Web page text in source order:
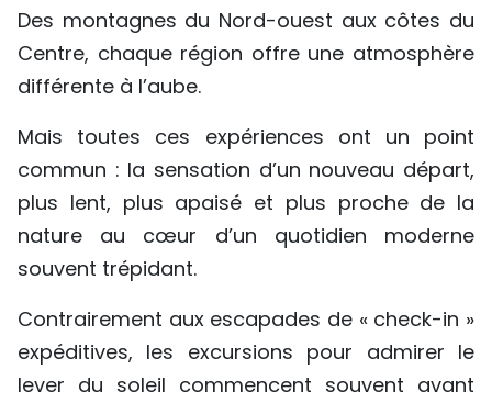
Des montagnes du Nord-ouest aux côtes du
Centre, chaque région offre une atmosphère
différente à l’aube.
Mais toutes ces expériences ont un point
commun : la sensation d’un nouveau départ,
plus lent, plus apaisé et plus proche de la
nature au cœur d’un quotidien moderne
souvent trépidant.
Contrairement aux escapades de « check-in »
expéditives, les excursions pour admirer le
lever du soleil commencent souvent avant